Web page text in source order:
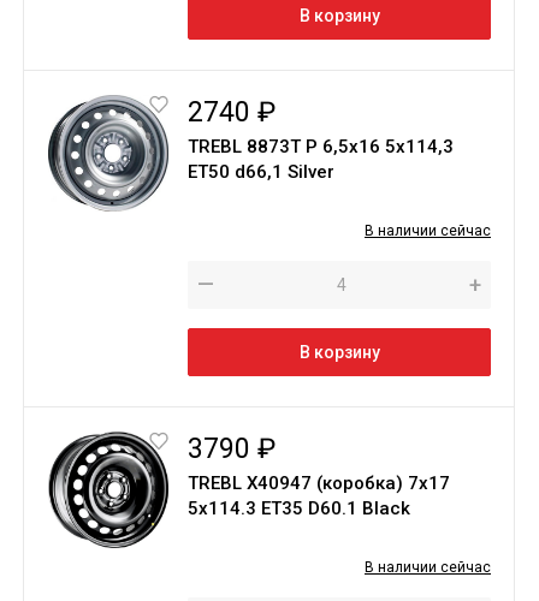
В корзину
2740 ₽
TREBL 8873T P 6,5х16 5х114,3
ЕТ50 d66,1 Silver
В наличии сейчас
— +
В корзину
3790 ₽
TREBL X40947 (коробка) 7x17
5x114.3 ET35 D60.1 Black
В наличии сейчас